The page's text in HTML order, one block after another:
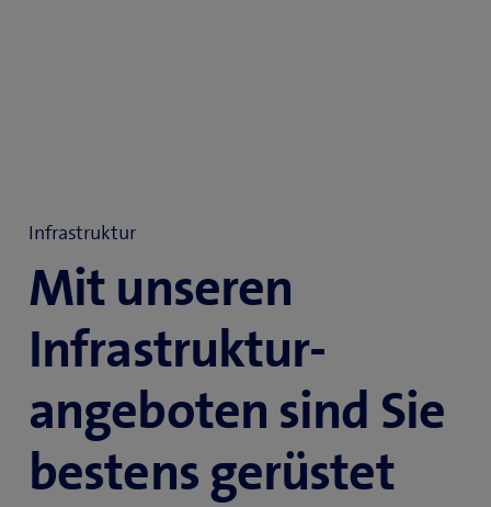
Infrastruktur
Mit unseren
Infrastruktur­
angeboten sind Sie
bestens gerüstet